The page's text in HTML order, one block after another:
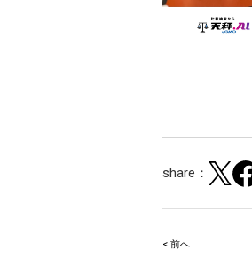
share：
Post
< 前へ